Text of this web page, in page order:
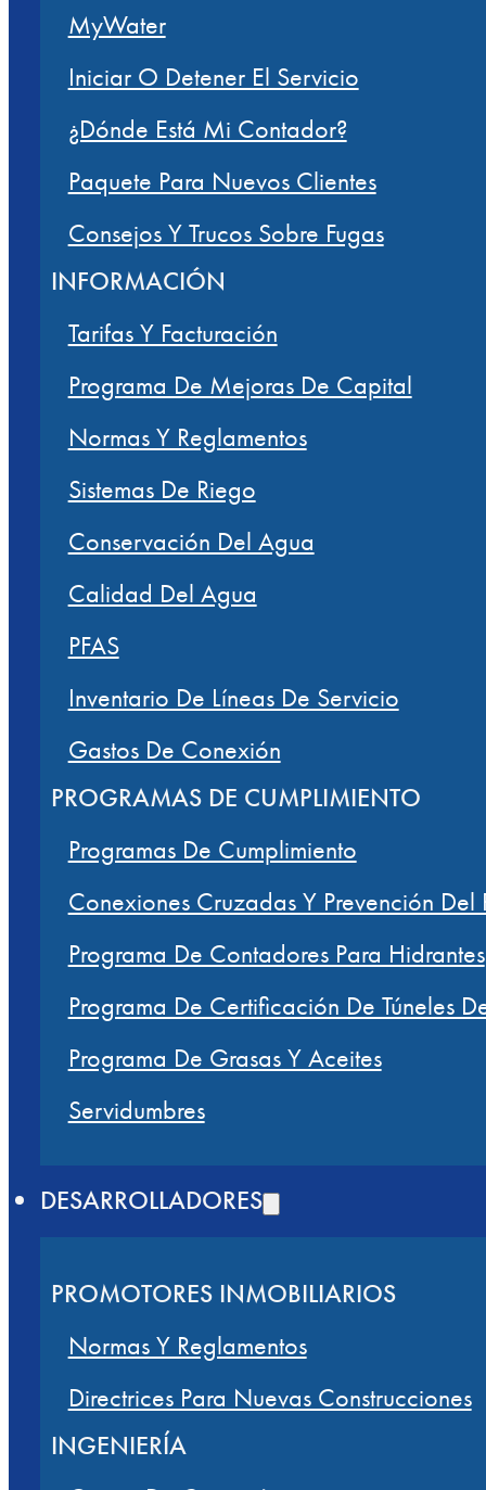
MyWater
Iniciar O Detener El Servicio
¿Dónde Está Mi Contador?
Paquete Para Nuevos Clientes
Consejos Y Trucos Sobre Fugas
INFORMACIÓN
Tarifas Y Facturación
Programa De Mejoras De Capital
Normas Y Reglamentos
Sistemas De Riego
Conservación Del Agua
Calidad Del Agua
PFAS
Inventario De Líneas De Servicio
Gastos De Conexión
PROGRAMAS DE CUMPLIMIENTO
Programas De Cumplimiento
Conexiones Cruzadas Y Prevención Del
Programa De Contadores Para Hidrantes
Programa De Certificación De Túneles
Programa De Grasas Y Aceites
Servidumbres
DESARROLLADORES
PROMOTORES INMOBILIARIOS
Normas Y Reglamentos
Directrices Para Nuevas Construcciones
INGENIERÍA